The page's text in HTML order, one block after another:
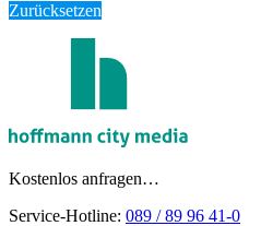
Zurücksetzen
Kostenlos anfragen…
Service-Hotline: 089 / 89 96 41-0